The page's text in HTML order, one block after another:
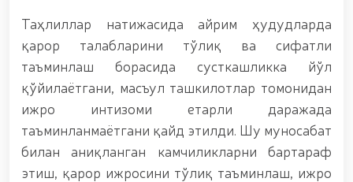
доирасида муддатди ҳарбий хизматчиларга
сертификатлар топширилди. // Миллий гвардия
қўмондони, генерал-полковник B.Tashmatov
пойтахтимиздаги манзилли ишлари давомида
ёшлар билан учрашиб, улар билан очиқ мулоқот
ўтказди. // Фарғона вилоятида жиноят содир
этишга мойил шахслар яшаш манзилларида тезкор
тадбирлар ўтказилди. // “8 март – Халқаро хотин
қизлар куни” муносабати билан Миллий гвардия
тизимида фаолият юритиб келаётган аёллар учун
тантанали байрам тадбири ташкил этилди //
Таҳлиллар натижасида айрим ҳудудларда
қарор талабларини тўлиқ ва сифатли
таъминлаш борасида сусткашликка йўл
қўйилаётгани, масъул ташкилотлар томонидан
ижро интизоми етарли даражада
таъминланмаётгани қайд этилди. Шу муносабат
билан аниқланган камчиликларни бартараф
этиш, қарор ижросини тўлиқ таъминлаш, ижро